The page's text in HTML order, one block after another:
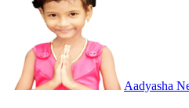
Aadyasha